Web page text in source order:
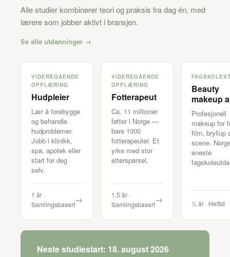
Alle studier kombinerer teori og praksis fra dag én, med
lærere som jobber aktivt i bransjen.
Se alle utdanninger →
VIDEREGÅENDE
OPPLÆRING
Hudpleier
Lær å forebygge
og behandle
hudproblemer.
Jobb i klinikk,
spa, apotek eller
start for deg
selv.
1 år ·
Samlingsbasert→
VIDEREGÅENDE
OPPLÆRING
Fotterapeut
Ca. 11 millioner
føtter i Norge —
bare 1000
fotterapeuter. Et
yrke med stor
etterspørsel.
1,5 år ·
Samlingsbasert→
Beauty
makeup
Profesjonell
makeup for
film, bryllup
scene.
eneste
½ år · Heltid
Neste studiestart: 18. august 2026